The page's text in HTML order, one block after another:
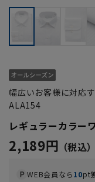
幅広いお客様に対応
ALA154
レギュラーカラー
2,189円
WEB会員なら10pt